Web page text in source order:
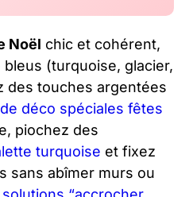
Noël chic et cohérent,
bleus (turquoise, glacier,
des touches argentées
déco spéciales fêtes
piochez des
turquoise et fixez
sans abîmer murs ou